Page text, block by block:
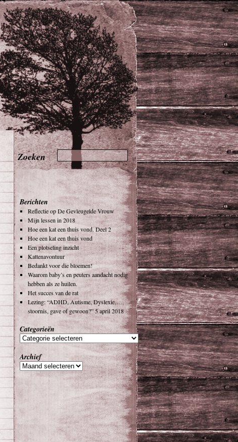
Berichten
Reflectie op De Gevleugelde Vrouw
Mijn lessen in 2018
Hoe een kat een thuis vond. Deel 2
Hoe een kat een thuis vond
Een plotseling inzicht
Kattenavontuur
Bedankt voor die bloemen!
Waarom baby’s en peuters aandacht nodig
hebben als ze huilen.
Het succes van de rat
Lezing: “ADHD, Autisme, Dyslexie,…,
stoornis, gave of gewoon?” 5 april 2018
Categorieën
Archief